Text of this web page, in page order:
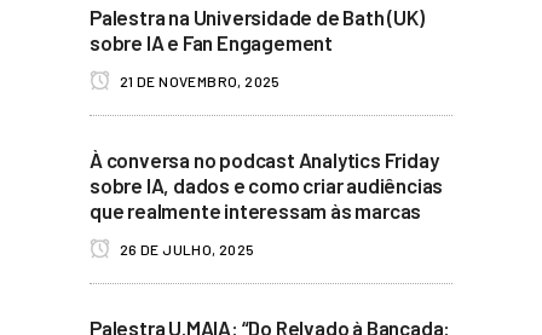
Palestra na Universidade de Bath (UK)
sobre IA e Fan Engagement
21 DE NOVEMBRO, 2025
À conversa no podcast Analytics Friday
sobre IA, dados e como criar audiências
que realmente interessam às marcas
26 DE JULHO, 2025
Palestra U.MAIA: “Do Relvado à Bancada: